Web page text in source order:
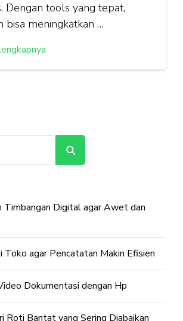
Dengan tools yang tepat,
bisa meningkatkan …
Timbangan Digital agar Awet dan
Toko agar Pencatatan Makin Efisien
Dokumentasi dengan Hp
Roti Bantat yang Sering Diabaikan